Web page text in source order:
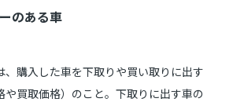
のある車
、購入した車を下取りや買い取りに出す
や買取価格）のこと。下取りに出す車の